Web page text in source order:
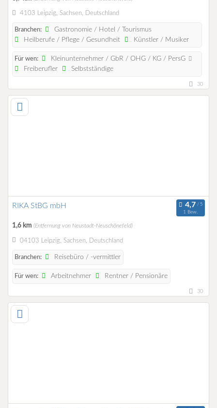
4103 Leipzig, Sachsen, Deutschland
Branchen:
Gastronomie / Hotel / Tourismus
Heilberufe / Pflege / Gesundheit
Künstler / Musiker
Für wen:
Kleinunternehmer / GbR / OHG / KG / PersG
Freiberufler
Selbstständige
30
RIKA StBG mbH
1 Bew.
1,6 km (Entfernung von Neustadt-Neuschönefeld)
04103 Leipzig, Sachsen, Deutschland
Branchen: Reisebüro / -vermittler
Für wen: Arbeitnehmer Rentner / Pensionäre
30